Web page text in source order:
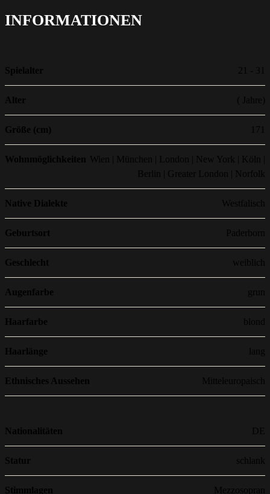
INFORMATIONEN
Spielalter 21 - 31
Alter ( Jahre)
Größe (cm) 171
Wohnmöglichkeiten Wien | München | London | New York | Köln |
Berlin | Greater London | Norfolk
Native Dialekte Westfalisch
Geburtsort Paderborn
Geschlecht weiblich
Augenfarbe grun
Haarfarbe blond
Haarlänge lang
Ethnisches Aussehen Mitteleuropaisch
Nationalitäten DE
Statur schlank
Stimmlagen Mezzosopran